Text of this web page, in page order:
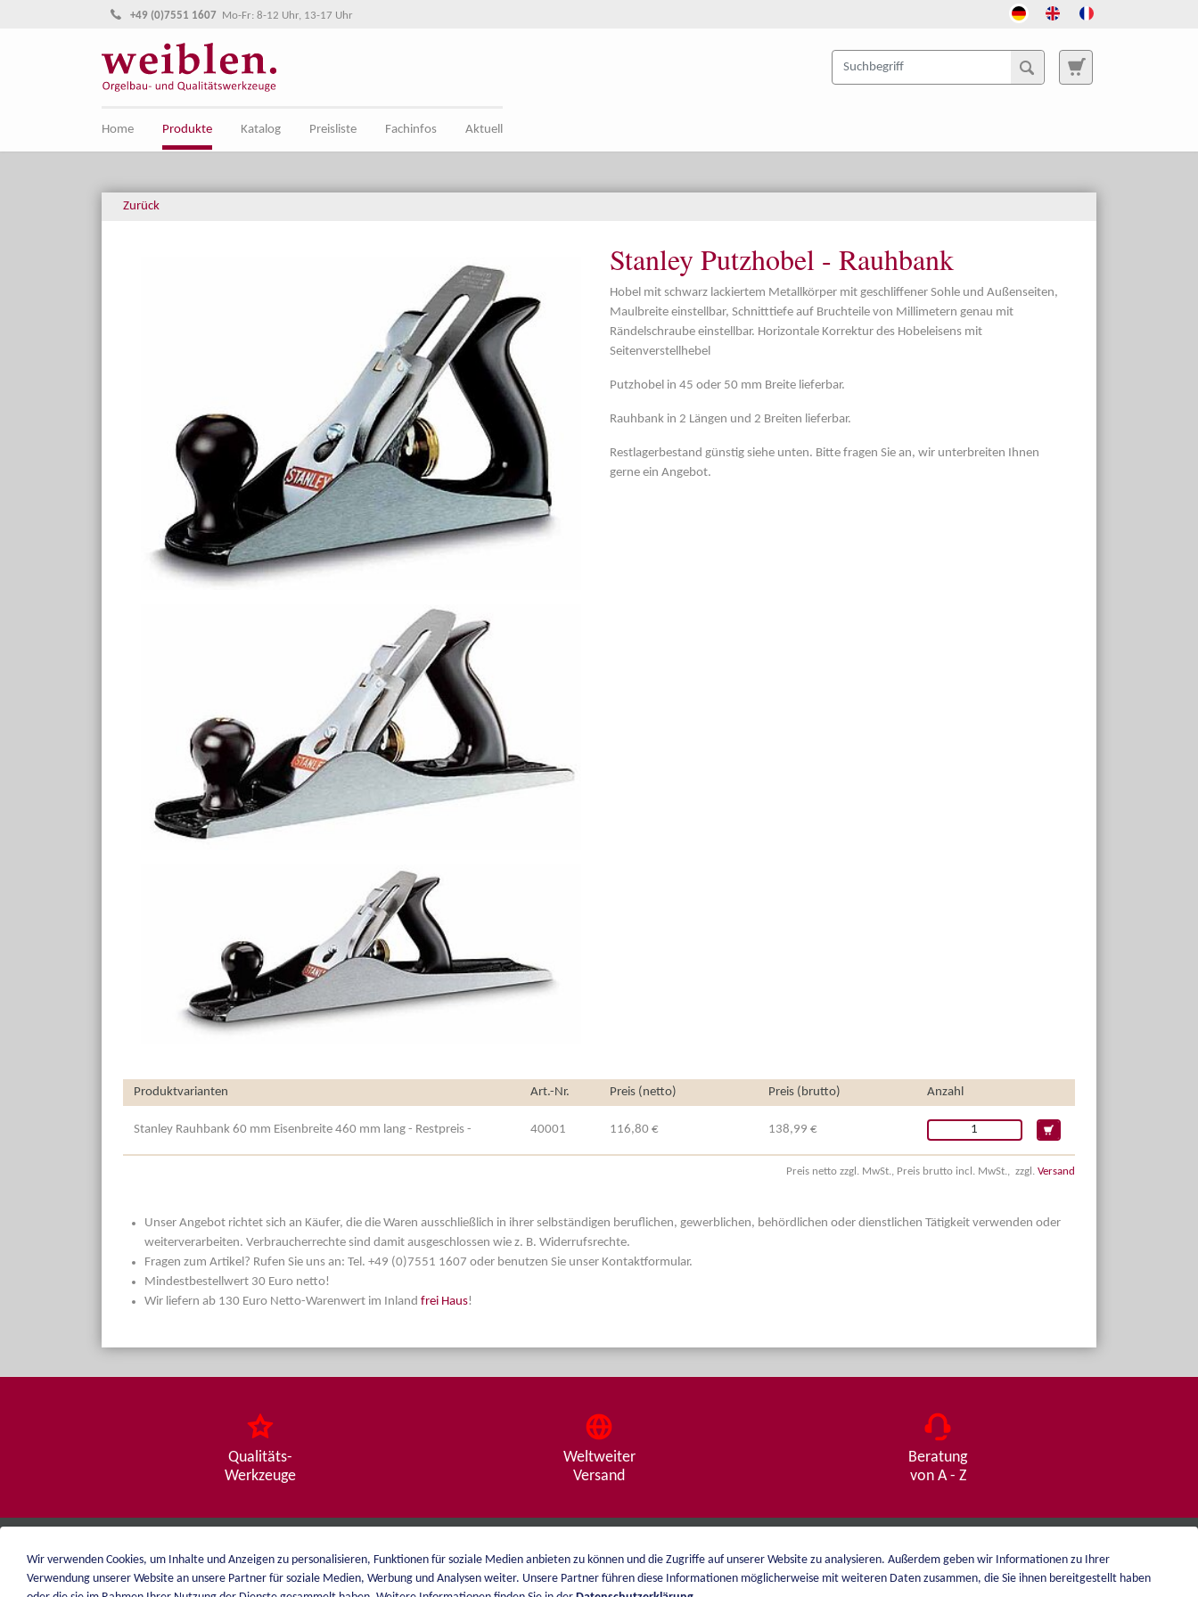
Direkt zur Hauptnavigation springen
Direkt zum Inhalt springen
+49 (0)7551 1607 Mo-Fr: 8-12 Uhr, 13-17 Uhr
Home Produkte Katalog Preisliste Fachinfos Aktuell
Zurück
Stanley Putzhobel - Rauhbank
Hobel mit schwarz lackiertem Metallkörper mit geschliffener Sohle und Außenseiten,
Maulbreite einstellbar, Schnitttiefe auf Bruchteile von Millimetern genau mit
Rändelschraube einstellbar. Horizontale Korrektur des Hobeleisens mit
Seitenverstellhebel
Putzhobel in 45 oder 50 mm Breite lieferbar.
Rauhbank in 2 Längen und 2 Breiten lieferbar.
Restlagerbestand günstig siehe unten. Bitte fragen Sie an, wir unterbreiten Ihnen
gerne ein Angebot.
Produktvarianten Art.-Nr. Preis (netto) Preis (brutto) Anzahl
Stanley Rauhbank 60 mm Eisenbreite 460 mm lang - Restpreis - 40001 116,80 € 138,99 €
Preis netto zzgl. MwSt., Preis brutto incl. MwSt., zzgl. Versand
Unser Angebot richtet sich an Käufer, die die Waren ausschließlich in ihrer selbständigen beruflichen, gewerblichen, behördlichen oder dienstlichen Tätigkeit verwenden oder
weiterverarbeiten. Verbraucherrechte sind damit ausgeschlossen wie z. B. Widerrufsrechte.
Fragen zum Artikel? Rufen Sie uns an: Tel. +49 (0)7551 1607 oder benutzen Sie unser Kontaktformular.
Mindestbestellwert 30 Euro netto!
Wir liefern ab 130 Euro Netto-Warenwert im Inland frei Haus!
Qualitäts-
Werkzeuge
Weltweiter
Versand
Beratung
von A - Z
weiblen.
Katalog
Impressum
Wir verwenden Cookies, um Inhalte und Anzeigen zu personalisieren, Funktionen für soziale Medien anbieten zu können und die Zugriffe auf unserer Website zu analysieren. Außerdem geben wir Informationen zu Ihrer
Verwendung unserer Website an unsere Partner für soziale Medien, Werbung und Analysen weiter. Unsere Partner führen diese Informationen möglicherweise mit weiteren Daten zusammen, die Sie ihnen bereitgestellt haben